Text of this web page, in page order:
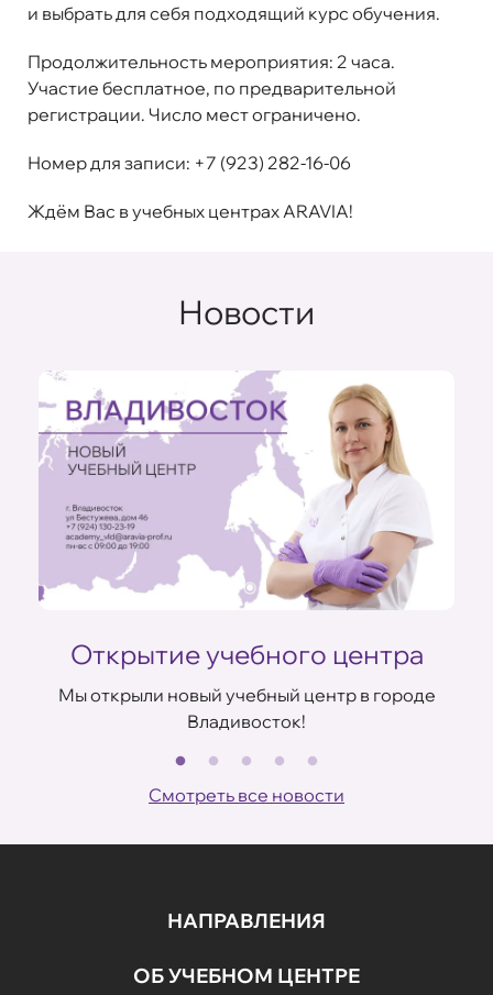
и выбрать для себя подходящий курс обучения.
Продолжительность мероприятия: 2 часа.
Участие бесплатное, по предварительной
регистрации. Число мест ограничено.
Номер для записи: +7 (923) 282-16-06
Ждём Вас в учебных центрах ARAVIA!
Новости
Открытие учебного центра
Мы открыли новый учебный центр в городе
Владивосток!
Смотреть все новости
НАПРАВЛЕНИЯ
ОБ УЧЕБНОМ ЦЕНТРЕ